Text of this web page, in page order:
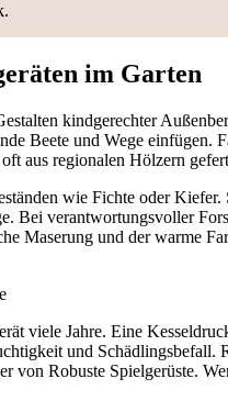
im Garten
kindgerechter
Beete und Wege einfügen.
aus regionalen Hölzern
wie Fichte oder
Bei verantwortungsvoller
Maserung und der warme
viele Jahre. Eine
und Schädlingsbefall.
von Robuste Spielgerüste.